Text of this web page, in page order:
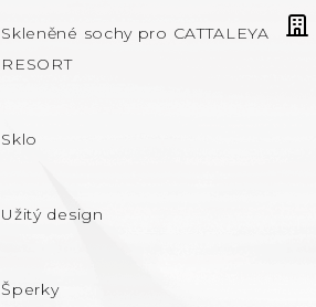
Skleněné sochy pro CATTALEYA
RESORT
Sklo
Užitý design
Šperky